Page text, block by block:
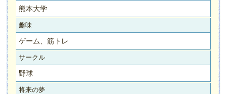
熊本大学
趣味
ゲーム、筋トレ
サークル
野球
将来の夢